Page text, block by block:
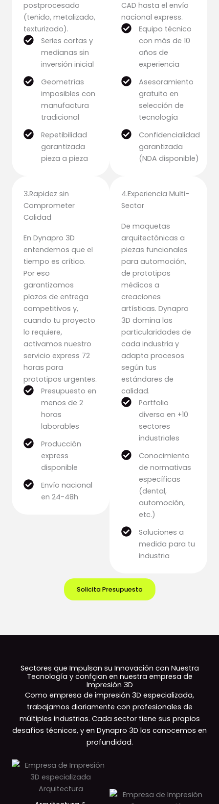
postprocesado
(teñido, metalizado,
texturizado).
Series cortas y
medianas sin
inversión inicial
Geometrías
imposibles con
manufactura
tradicional
Repetibilidad
garantizada
pieza a pieza
3.Rapidez sin
Comprometer
Calidad
En Dynapro 3D
entendemos que el
tiempo es crítico.
Por eso
garantizamos
plazos de entrega
competitivos y,
cuando tu proyecto
lo requiere,
activamos nuestro
servicio express 72
horas para
prototipos urgentes.
Presupuesto en
menos de 2
horas
laborables
Producción
express
disponible
Envío nacional
en 24-48h
CAD hasta el envío
nacional express.
Equipo técnico
con más de 10
años de
experiencia
Asesoramiento
gratuito en
selección de
tecnología
Confidencialidad
garantizada
(NDA disponible)
4.Experiencia Multi-
Sector
De maquetas
arquitectónicas a
piezas funcionales
para automoción,
de prototipos
médicos a
creaciones
artísticas. Dynapro
3D domina las
particularidades de
cada industria y
adapta procesos
según tus
estándares de
calidad.
Portfolio
diverso en +10
sectores
industriales
Conocimiento
de normativas
específicas
(dental,
automoción,
etc.)
Soluciones a
medida para tu
industria
Solicita Presupuesto
Sectores que Impulsan su Innovación con Nuestra
Tecnología y confçian en nuestra empresa de
Impresión 3D
Como empresa de impresión 3D especializada,
trabajamos diariamente con profesionales de
múltiples industrias. Cada sector tiene sus propios
desafíos técnicos, y en Dynapro 3D los conocemos en
profundidad.